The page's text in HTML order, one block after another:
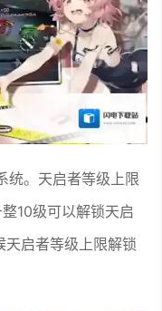
统。天启者等级上限
10级可以解锁天启
启者等级上限解锁